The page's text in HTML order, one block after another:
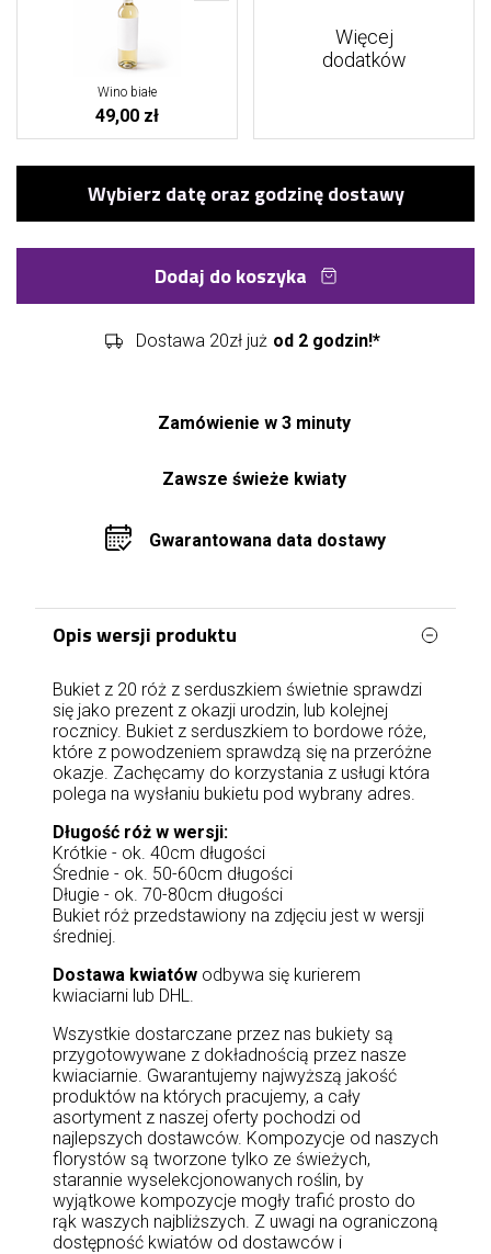
Wino białe
49,00 zł
Więcej
dodatków
Dodaj do koszyka
Dostawa 20zł już od 2 godzin!*
Zamówienie w 3 minuty
Zawsze świeże kwiaty
Gwarantowana data dostawy
Opis wersji produktu
Bukiet z 20 róż z serduszkiem świetnie sprawdzi
się jako prezent z okazji urodzin, lub kolejnej
rocznicy. Bukiet z serduszkiem to bordowe róże,
które z powodzeniem sprawdzą się na przeróżne
okazje. Zachęcamy do korzystania z usługi która
polega na wysłaniu bukietu pod wybrany adres.
Długość róż w wersji:
Krótkie - ok. 40cm długości
Średnie - ok. 50-60cm długości
Długie - ok. 70-80cm długości
Bukiet róż przedstawiony na zdjęciu jest w wersji
średniej.
Dostawa kwiatów odbywa się kurierem
kwiaciarni lub DHL.
Wszystkie dostarczane przez nas bukiety są
przygotowywane z dokładnością przez nasze
kwiaciarnie. Gwarantujemy najwyższą jakość
produktów na których pracujemy, a cały
asortyment z naszej oferty pochodzi od
najlepszych dostawców. Kompozycje od naszych
florystów są tworzone tylko ze świeżych,
starannie wyselekcjonowanych roślin, by
wyjątkowe kompozycje mogły trafić prosto do
rąk waszych najbliższych. Z uwagi na ograniczoną
dostępność kwiatów od dostawców i